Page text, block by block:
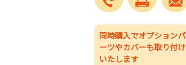
同時購入でオプションパ
ーツやカバーも取り付け
いたします